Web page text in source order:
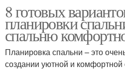
отдельным уголком
Мебель для удобной
8 готовых
планировки
спальню
Планировка спальни – это
создании уютной и